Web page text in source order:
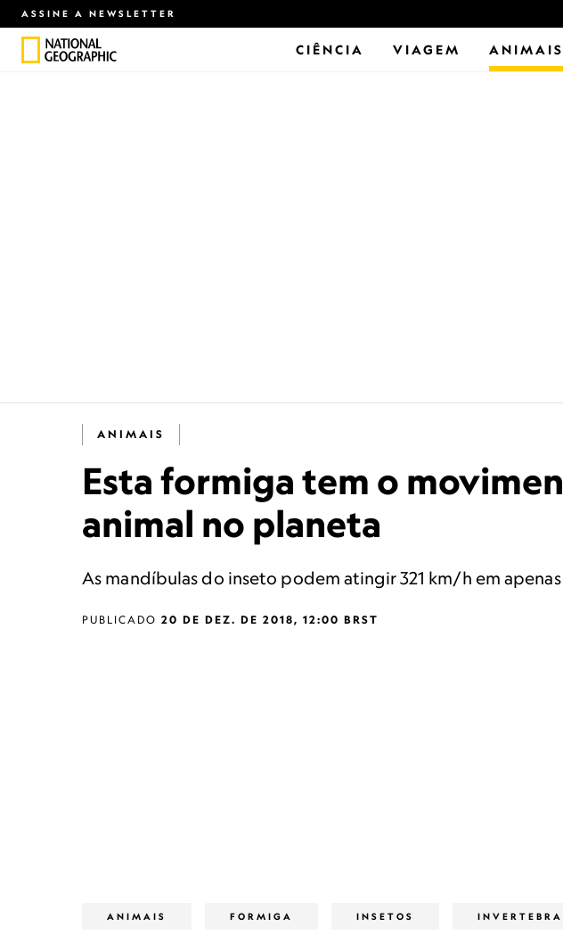
ASSINE A NEWSLETTER
CIÊNCIA VIAGEM ANIMAIS
ANIMAIS
Esta formiga tem o
animal no planeta
As mandíbulas do inseto podem atingir 321 km/h em apenas
PUBLICADO 20 DE DEZ. DE 2018, 12:00 BRST
ANIMAIS FORMIGA INSETOS